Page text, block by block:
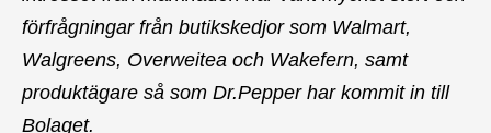
förfrågningar från butikskedjor som Walmart,
Walgreens, Overweitea och Wakefern, samt
produktägare så som Dr.Pepper har kommit in till
Bolaget.